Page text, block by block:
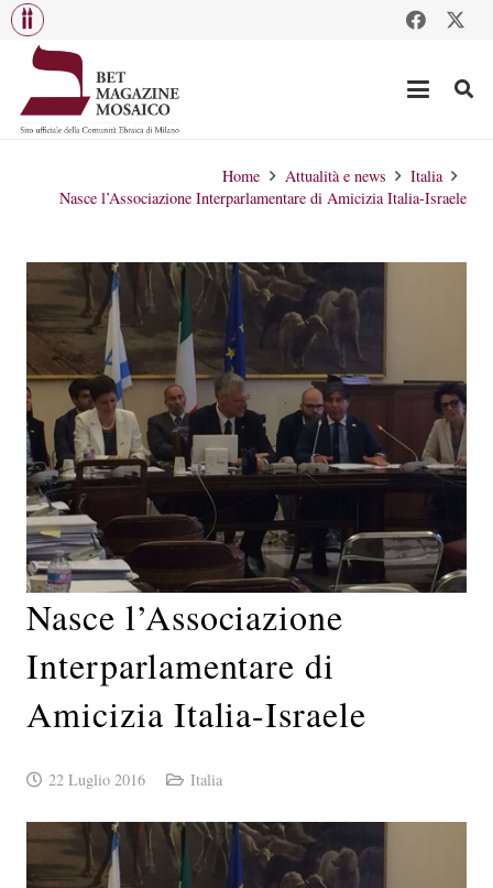
Home Attualità e news
Italia
Nasce l’Associazione Interparlamentare di Amicizia Italia-Israele
Nasce l’Associazione
Interparlamentare di
Amicizia Italia-Israele
22 Luglio 2016 Italia